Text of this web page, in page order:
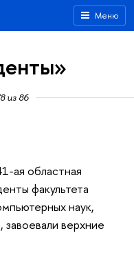
Меню
из 86
ая областная
факультета
наук,
верхние